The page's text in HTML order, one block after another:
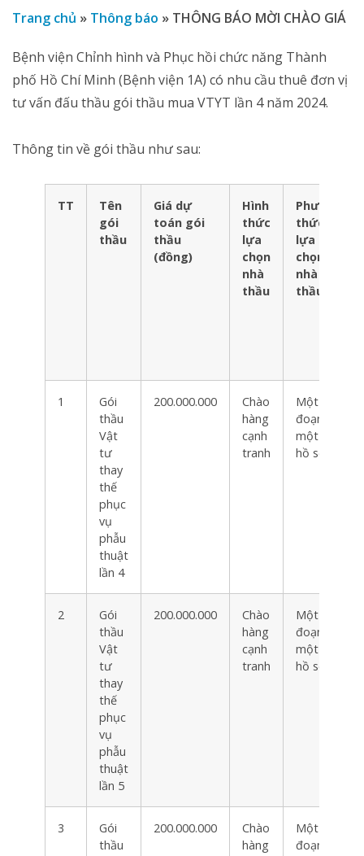
Trang chủ » Thông báo » THÔNG BÁO MỜI CHÀO GIÁ
Bệnh viện Chỉnh hình và Phục hồi chức năng Thành
phố Hồ Chí Minh (Bệnh viện 1A) có nhu cầu thuê đơn vị
tư vấn đấu thầu gói thầu mua VTYT lần 4 năm 2024.
Thông tin về gói thầu như sau:
TT
Tên
gói
thầu
Giá dự
toán gói
thầu
(đồng)
Hình
thức
lựa
chọn
nhà
thầu
Phương
thức
lựa
chọn
nhà
thầu
1
Gói
thầu
Vật
tư
thay
thế
phục
vụ
phẫu
thuật
lần 4
200.000.000
Chào
hàng
cạnh
tranh
Một giai
đoạn
một túi
hồ sơ
2
Gói
thầu
Vật
tư
thay
thế
phục
vụ
phẫu
thuật
lần 5
200.000.000
Chào
hàng
cạnh
tranh
Một giai
đoạn
một túi
hồ sơ
3
Gói
thầu
200.000.000
Chào
hàng
Một giai
đoạn